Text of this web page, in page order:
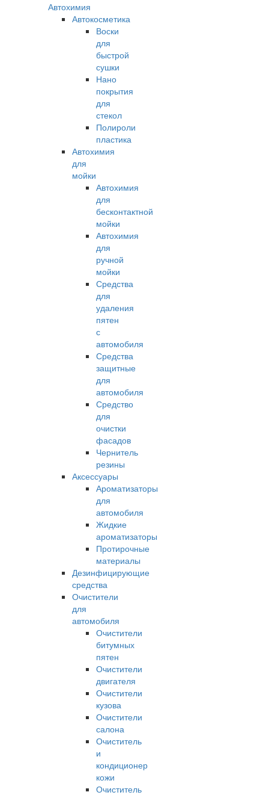
Автохимия
Автокосметика
Воски
для
быстрой
сушки
Нано
покрытия
для
стекол
Полироли
пластика
Автохимия
для
мойки
Автохимия
для
бесконтактной
мойки
Автохимия
для
ручной
мойки
Средства
для
удаления
пятен
с
автомобиля
Средства
защитные
для
автомобиля
Средство
для
очистки
фасадов
Чернитель
резины
Аксессуары
Ароматизаторы
для
автомобиля
Жидкие
ароматизаторы
Протирочные
материалы
Дезинфицирующие
средства
Очистители
для
автомобиля
Очистители
битумных
пятен
Очистители
двигателя
Очистители
кузова
Очистители
салона
Очиститель
и
кондиционер
кожи
Очиститель